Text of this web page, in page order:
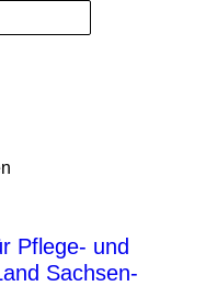
Pflege- und
Sachsen-